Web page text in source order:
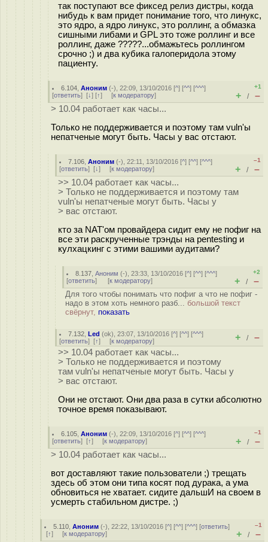
так поступают все фиксед релиз дистры, когда
нибудь к вам придет понимание того, что линукс,
это ядро, а ядро линукс, это роллинг, а обмазка
сишными либами и GPL это тоже роллинг и все
роллинг, даже ?????...обмажьтесь роллингом
срочно ;) и два кубика галоперидола этому
пациенту.
6.104 ,Аноним (-), 22:09, 13/10/2016 [^] [^^] [^^^]
[ответить] [↓] [↑] [к модератору]
+1
+ / –
> 10.04 работает как часы...
Только не поддерживается и поэтому там vuln'ы
непатченые могут быть. Часы у вас отстают.
7.106 ,Аноним (-), 22:11, 13/10/2016 [^] [^^] [^^^]
[ответить] [↓] [к модератору]
–1
+ / –
>> 10.04 работает как часы...
> Только не поддерживается и поэтому там
vuln'ы непатченые могут быть. Часы у
> вас отстают.
кто за NAT'ом провайдера сидит ему не пофиг на
все эти раскрученные трэнды на pentesting и
кулхацкинг с этими вашими аудитами?
8.137 ,Аноним (-), 23:33, 13/10/2016 [^] [^^] [^^^]
[ответить] [к модератору]
+2
+ / –
Для того чтобы понимать что пофиг а что не пофиг -
надо в этом хоть немного разб... большой текст
свёрнут, показать
7.132 ,Led (ok), 23:07, 13/10/2016 [^] [^^] [^^^]
[ответить] [↑] [к модератору] + / –
>> 10.04 работает как часы...
> Только не поддерживается и поэтому
там vuln'ы непатченые могут быть. Часы у
> вас отстают.
Они не отстают. Они два раза в сутки абсолютно
точное время показывают.
6.105 ,Аноним (-), 22:09, 13/10/2016 [^] [^^] [^^^]
[ответить] [↑] [к модератору]
–1
+ / –
> 10.04 работает как часы...
вот доставляют такие пользователи ;) трещать
здесь об этом они типа косят под дурака, а ума
обновиться не хватает. сидите дальшИ на своем в
усмерть стабильном дистре. ;)
5.110 ,Аноним (-), 22:22, 13/10/2016 [^] [^^] [^^^] [ответить]
[↑] [к модератору]
–1
+ / –